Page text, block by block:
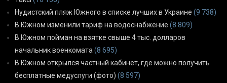
Нудистский пляж Южного в списке лучших в Украине (9 738)
В Южном изменили тариф на водоснабжение (8 809)
В Южном пойман на взятке свыше 4 тыс. долларов
начальник военкомата (8 695)
В Южном открылся частный кабинет, где можно получить
бесплатные медуслуги (фото) (8 597)